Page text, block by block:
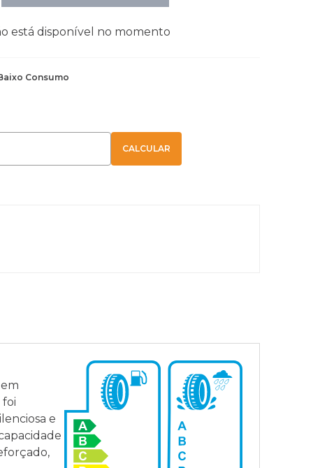
está disponível no momento
Consumo
e